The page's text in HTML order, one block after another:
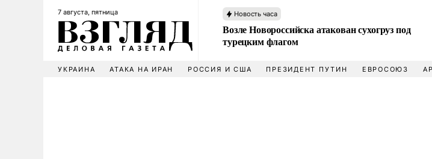
7 августа, пятница Новость часа
Возле Новороссийска атакован сухогруз под
турецким флагом
УКРАИНА АТАКА НА ИРАН РОССИЯ И США ПРЕЗИДЕНТ ПУТИН ЕВРОСОЮЗ